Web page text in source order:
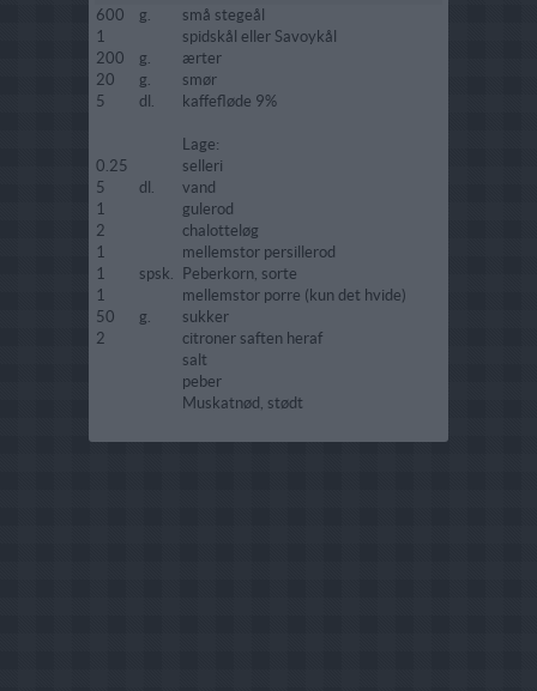
600 g.
små stegeål
1
spidskål eller Savoykål
200
g.
ærter
20
g.
smør
5
dl. kaffefløde 9%
Lage:
0.25
selleri
5
dl.
vand
1
gulerod
2
chalotteløg
1
mellemstor persillerod
1
spsk.
Peberkorn, sorte
1
mellemstor porre (kun det hvide)
50
g.
sukker
2
citroner saften heraf
salt
peber
Muskatnød, stødt